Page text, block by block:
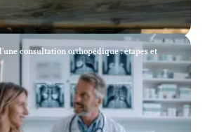
consultation orthopédique : étapes et